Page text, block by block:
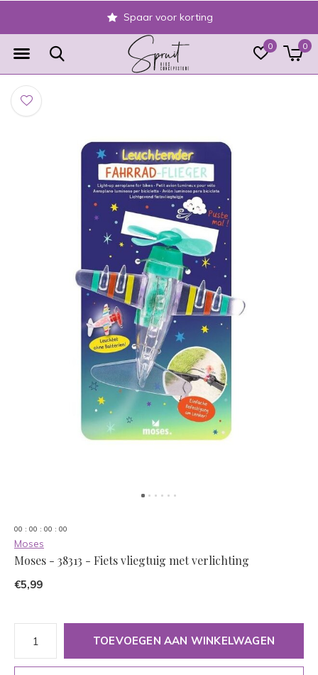
0 0
Spaar voor korting
00 : 00 : 00 : 00
Moses
Moses - 38313 - Fiets vliegtuig met verlichting
€5,99
TOEVOEGEN AAN WINKELWAGEN